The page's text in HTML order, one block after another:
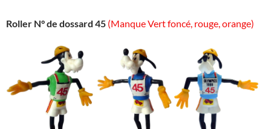
Roller N° de dossard 45 (Manque Vert foncé, rouge, orange)